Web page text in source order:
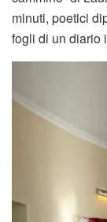
minuti, poetici
fogli di un diario